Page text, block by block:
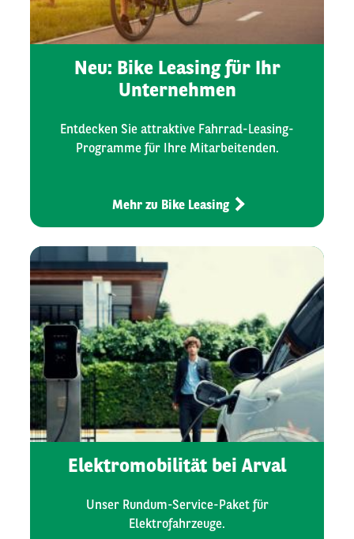
Neu: Bike Leasing für Ihr
Unternehmen
Entdecken Sie attraktive Fahrrad-Leasing-
Programme für Ihre Mitarbeitenden.
Mehr zu Bike Leasing
Elektromobilität bei Arval
Unser Rundum-Service-Paket für
Elektrofahrzeuge.